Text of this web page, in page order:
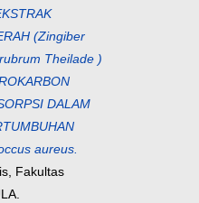
(Zingiber
Theilade )
DALAM
aureus.
Fakultas